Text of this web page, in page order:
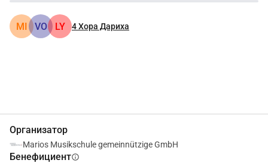
MI VO LY 4Хора Дариха
Организатор
Marios Musikschule gemeinnützige GmbH
Бенефициентinfo